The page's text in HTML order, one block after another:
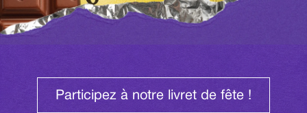
Participez à notre livret de fête !